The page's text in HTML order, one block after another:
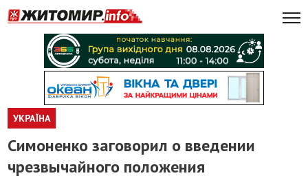
УКРАЇНА
Симоненко заговорил о введении
чрезвычайного положения